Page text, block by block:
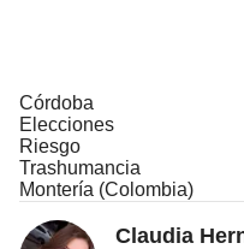
Córdoba
Elecciones
Riesgo
Trashumancia
Montería (Colombia)
Claudia